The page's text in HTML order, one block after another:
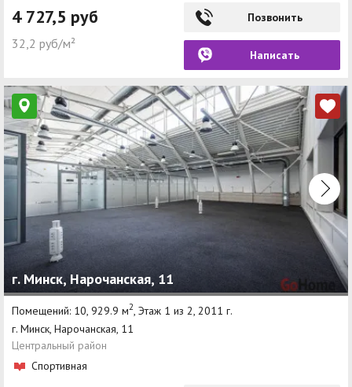
4 727,5 руб
32,2 руб/м²
Позвонить
Написать
г. Минск, Нарочанская, 11
Помещений: 10, 929.9 м2 , Этаж 1 из 2, 2011 г.
г. Минск, Нарочанская, 11
Центральный район
Спортивная